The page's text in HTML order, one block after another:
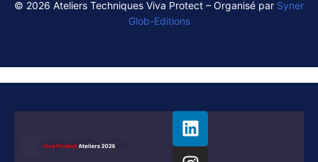
© 2026 Ateliers Techniques Viva Protect – Organisé par Syner
Glob-Editions